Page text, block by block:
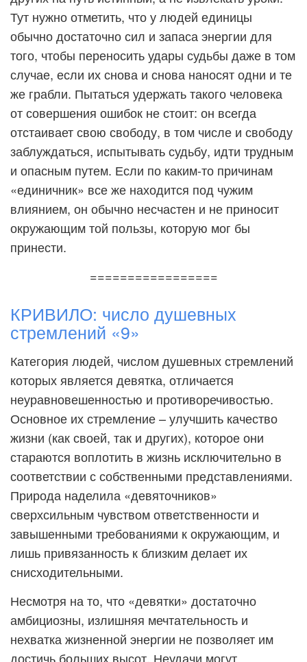
Тут нужно отметить, что у людей единицы
обычно достаточно сил и запаса энергии для
того, чтобы переносить удары судьбы даже в том
случае, если их снова и снова наносят одни и те
же грабли. Пытаться удержать такого человека
от совершения ошибок не стоит: он всегда
отстаивает свою свободу, в том числе и свободу
заблуждаться, испытывать судьбу, идти трудным
и опасным путем. Если по каким-то причинам
«единичник» все же находится под чужим
влиянием, он обычно несчастен и не приносит
окружающим той пользы, которую мог бы
принести.
=================
КРИВИЛО: число душевных
стремлений «9»
Категория людей, числом душевных стремлений
которых является девятка, отличается
неуравновешенностью и противоречивостью.
Основное их стремление – улучшить качество
жизни (как своей, так и других), которое они
стараются воплотить в жизнь исключительно в
соответствии с собственными представлениями.
Природа наделила «девяточников»
сверхсильным чувством ответственности и
завышенными требованиями к окружающим, и
лишь привязанность к близким делает их
снисходительными.
Несмотря на то, что «девятки» достаточно
амбициозны, излишняя мечтательность и
нехватка жизненной энергии не позволяет им
достичь больших высот. Неудачи могут